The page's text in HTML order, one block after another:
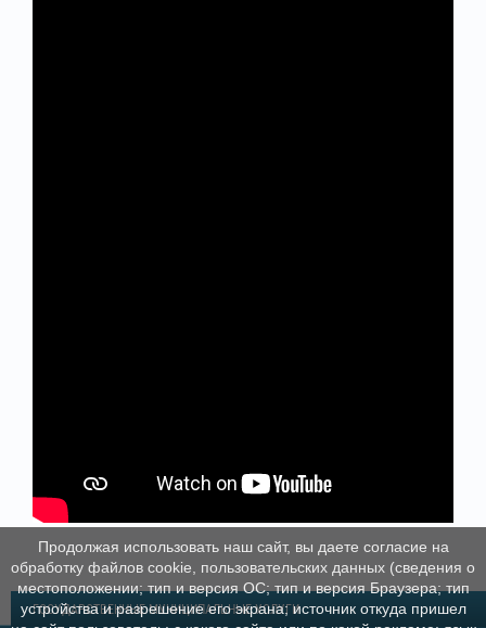
ГОСУДАРСТВЕННЫЕ МУНИЦИПАЛЬНЫЕ УСЛУГИ
Продолжая использовать наш сайт, вы даете согласие на
обработку файлов cookie, пользовательских данных (сведения о
местоположении; тип и версия ОС; тип и версия Браузера; тип
устройства и разрешение его экрана; источник откуда пришел